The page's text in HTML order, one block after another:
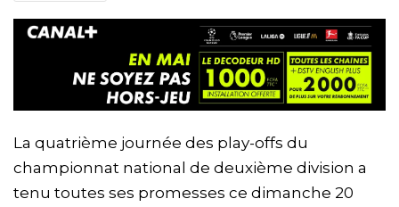
La quatrième journée des play-offs du
championnat national de deuxième division a
tenu toutes ses promesses ce dimanche 20